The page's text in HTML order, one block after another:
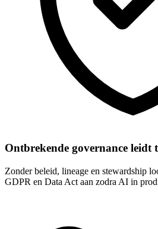
Ontbrekende governance leidt
Zonder beleid, lineage en stewardship
GDPR en Data Act aan zodra AI in